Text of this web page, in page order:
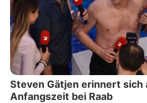
Steven Gätjen erinnert sich
Anfangszeit bei Raab